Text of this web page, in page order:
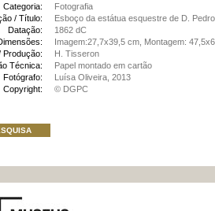
Categoria:
Fotografia
/ Título:
Esboço da estátua esquestre de D.
Datação:
1862 dC
Imagem:27,7x39,5 cm, Montagem:
Produção:
H. Tisseron
Técnica:
Papel montado em cartão
Fotógrafo:
Luísa Oliveira, 2013
Copyright:
© DGPC